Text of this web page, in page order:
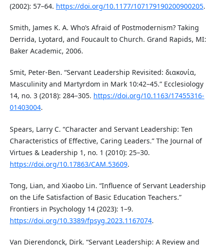
(2002): 57–64. https://doi.org/10.1177/107179190200900205.
Smith, James K. A. Who’s Afraid of Postmodernism? Taking
Derrida, Lyotard, and Foucault to Church. Grand Rapids, MI:
Baker Academic, 2006.
Smit, Peter-Ben. “Servant Leadership Revisited: διακονία,
Masculinity and Martyrdom in Mark 10:42–45.” Ecclesiology
14, no. 3 (2018): 284–305. https://doi.org/10.1163/17455316-
01403004.
Spears, Larry C. “Character and Servant Leadership: Ten
Characteristics of Effective, Caring Leaders.” The Journal of
Virtues & Leadership 1, no. 1 (2010): 25–30.
https://doi.org/10.17863/CAM.53609.
Tong, Lian, and Xiaobo Lin. “Influence of Servant Leadership
on the Life Satisfaction of Basic Education Teachers.”
Frontiers in Psychology 14 (2023): 1–9.
https://doi.org/10.3389/fpsyg.2023.1167074.
Van Dierendonck, Dirk. “Servant Leadership: A Review and